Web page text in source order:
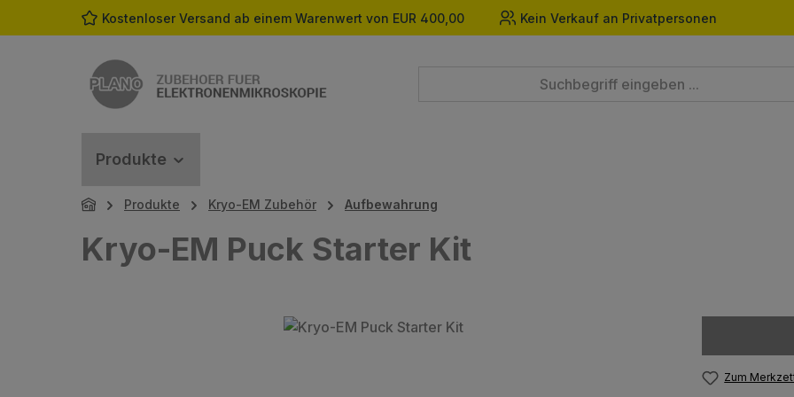
Hauptinhalt springen
Zur Suche springen
Zur Hauptnavigation springen
Kostenloser Versand ab einem Warenwert von EUR 400,00 Kein Verkauf an Privatpersonen
Produkte
Produkte Kryo-EM Zubehör Aufbewahrung
Kryo-EM Puck Starter Kit
Zum